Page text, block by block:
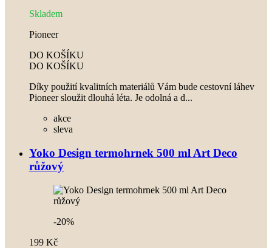
Skladem
Pioneer
DO KOŠÍKU
DO KOŠÍKU
Díky použití kvalitních materiálů Vám bude cestovní láhev
Pioneer sloužit dlouhá léta. Je odolná a d...
akce
sleva
Yoko Design termohrnek 500 ml Art Deco
růžový
-20%
199 Kč